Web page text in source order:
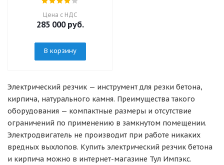
Цена с НДС
285 000руб.
В корзину
Электрический резчик — инструмент для резки бетона,
кирпича, натурального камня. Преимущества такого
оборудования — компактные размеры и отсутствие
ограничений по применению в замкнутом помещении.
Электродвигатель не производит при работе никаких
вредных выхлопов. Купить электрический резчик бетона
и кирпича можно в интернет-магазине Тул Импэкс.